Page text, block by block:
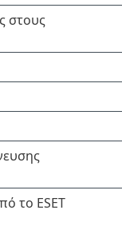
στους
το ESET